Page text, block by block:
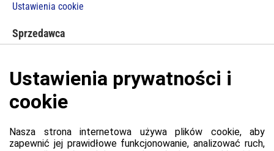
Ustawienia cookie
Sprzedawca
Polityka prywatności sprzedawcy
Kontakt